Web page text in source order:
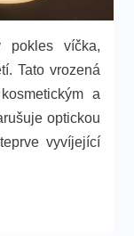
pokles víčka,
Tato vrozená
a
optickou
vyvíjející